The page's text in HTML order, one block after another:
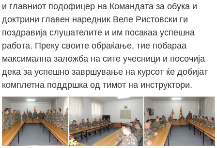
и главниот подофицер на Командата за обука и
доктрини главен наредник Веле Ристовски ги
поздравија слушателите и им посакаа успешна
работа. Преку своите обраќање, тие побараа
максимална заложба на сите учесници и посочија
дека за успешно завршување на курсот ќе добијат
комплетна поддршка од тимот на инструктори.